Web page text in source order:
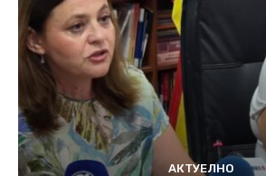
АКТУЕЛНО